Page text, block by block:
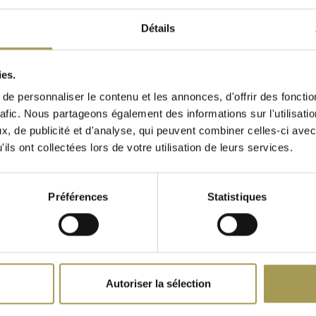
Détails
personnaliser le contenu et les annonces, d'offrir des
Nous partageons également des informations sur
de publicité et d'analyse, qui peuvent combiner celles-ci
ont collectées lors de votre utilisation de leurs services.
Préférences Statistiques
Autoriser la sélection
en option. Les cloisons
(BeNeLux uniquement) y
idéale pour un bureau
un leader dans la
fonctions pratiques
ajustable
de trouver la
des câbles, avec des
et hors de vue. Cela
pouvez choisir
à des îlots de travail
adaptable à la
portes coulissantes